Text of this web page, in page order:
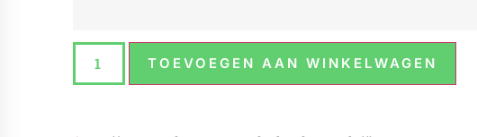
TOEVOEGEN AAN WINKELWAGEN